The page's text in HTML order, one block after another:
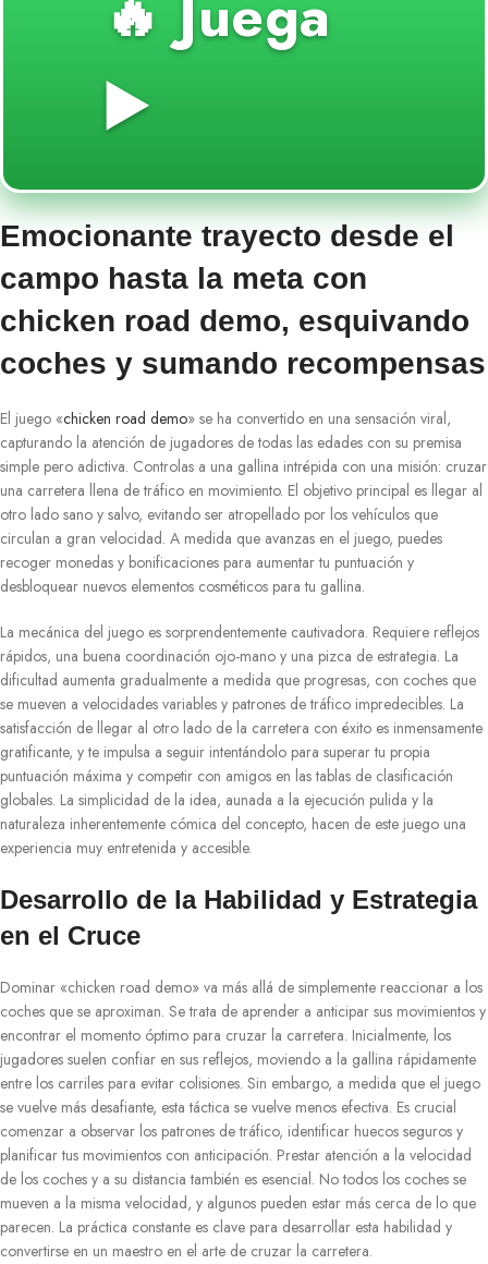
▶️
Emocionante trayecto desde el
campo hasta la meta con
chicken road demo, esquivando
coches y sumando recompensas
El juego «chicken road demo» se ha convertido en una sensación viral,
capturando la atención de jugadores de todas las edades con su premisa
simple pero adictiva. Controlas a una gallina intrépida con una misión: cruzar
una carretera llena de tráfico en movimiento. El objetivo principal es llegar al
otro lado sano y salvo, evitando ser atropellado por los vehículos que
circulan a gran velocidad. A medida que avanzas en el juego, puedes
recoger monedas y bonificaciones para aumentar tu puntuación y
desbloquear nuevos elementos cosméticos para tu gallina.
La mecánica del juego es sorprendentemente cautivadora. Requiere reflejos
rápidos, una buena coordinación ojo-mano y una pizca de estrategia. La
dificultad aumenta gradualmente a medida que progresas, con coches que
se mueven a velocidades variables y patrones de tráfico impredecibles. La
satisfacción de llegar al otro lado de la carretera con éxito es inmensamente
gratificante, y te impulsa a seguir intentándolo para superar tu propia
puntuación máxima y competir con amigos en las tablas de clasificación
globales. La simplicidad de la idea, aunada a la ejecución pulida y la
naturaleza inherentemente cómica del concepto, hacen de este juego una
experiencia muy entretenida y accesible.
Desarrollo de la Habilidad y Estrategia
en el Cruce
Dominar «chicken road demo» va más allá de simplemente reaccionar a los
coches que se aproximan. Se trata de aprender a anticipar sus movimientos y
encontrar el momento óptimo para cruzar la carretera. Inicialmente, los
jugadores suelen confiar en sus reflejos, moviendo a la gallina rápidamente
entre los carriles para evitar colisiones. Sin embargo, a medida que el juego
se vuelve más desafiante, esta táctica se vuelve menos efectiva. Es crucial
comenzar a observar los patrones de tráfico, identificar huecos seguros y
planificar tus movimientos con anticipación. Prestar atención a la velocidad
de los coches y a su distancia también es esencial. No todos los coches se
mueven a la misma velocidad, y algunos pueden estar más cerca de lo que
parecen. La práctica constante es clave para desarrollar esta habilidad y
convertirse en un maestro en el arte de cruzar la carretera.